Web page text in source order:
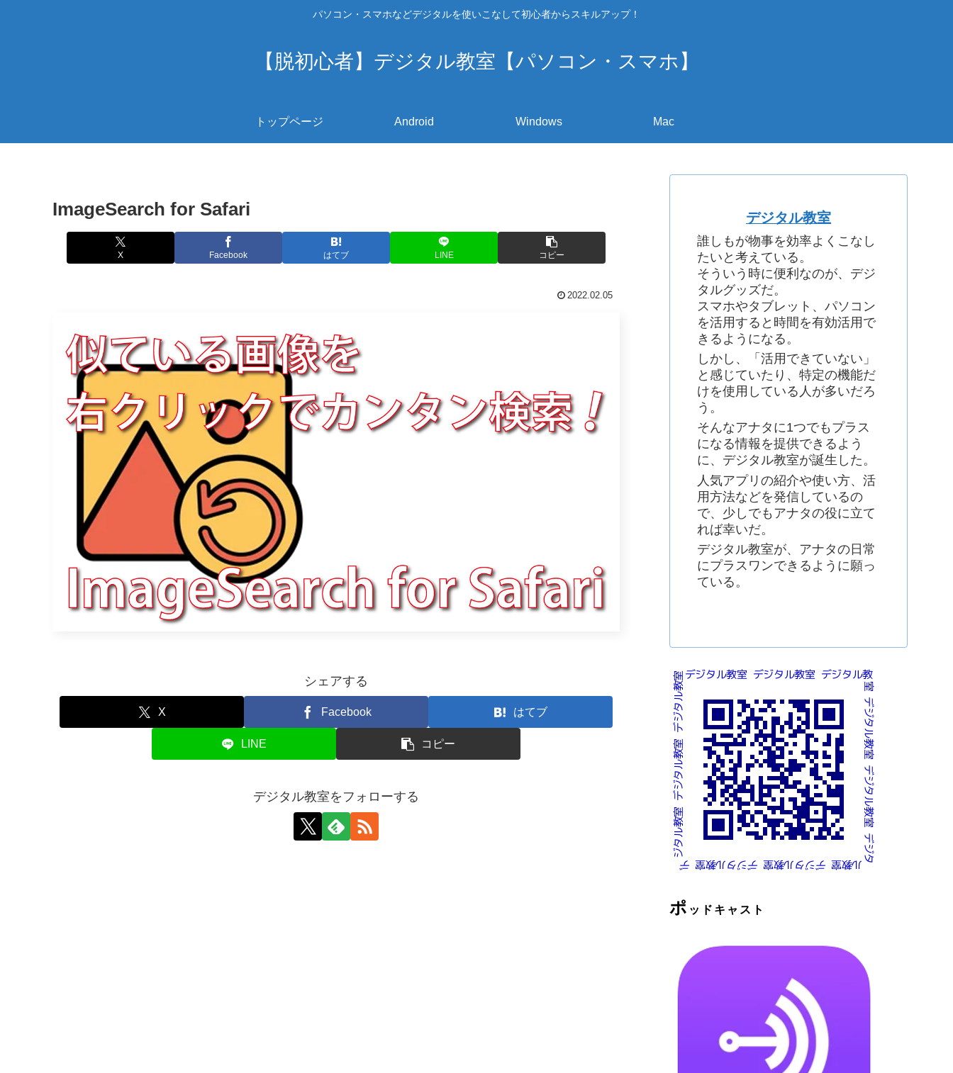
パソコン・スマホなどデジタルを使いこなして初心者からスキルアップ！
【脱初心者】デジタル教室【パソコン・スマホ】
トップページ Android Windows Mac
ImageSearch for Safari
X Facebook はてブ LINE コピー
2022.02.05
シェアする
X Facebook はてブ
LINE コピー
デジタル教室をフォローする
デジタル教室
誰しもが物事を効率よくこなし
たいと考えている。
そういう時に便利なのが、デジ
タルグッズだ。
スマホやタブレット、パソコン
を活用すると時間を有効活用で
きるようになる。
しかし、「活用できていない」
と感じていたり、特定の機能だ
けを使用している人が多いだろ
う。
そんなアナタに1つでもプラス
になる情報を提供できるよう
に、デジタル教室が誕生した。
人気アプリの紹介や使い方、活
用方法などを発信しているの
で、少しでもアナタの役に立て
れば幸いだ。
デジタル教室が、アナタの日常
にプラスワンできるように願っ
ている。
ポ ッドキャスト